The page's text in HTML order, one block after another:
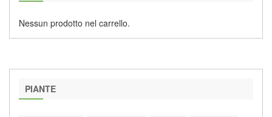
Nessun prodotto nel carrello.
PIANTE